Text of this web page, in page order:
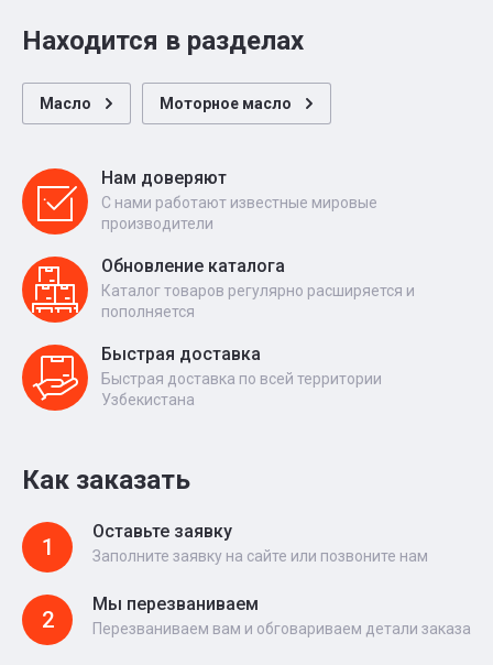
Находится в разделах
Масло Моторное масло
Нам доверяют
С нами работают известные мировые
производители
Обновление каталога
Каталог товаров регулярно расширяется и
пополняется
Быстрая доставка
Быстрая доставка по всей территории
Узбекистана
Как заказать
1
Оставьте заявку
Заполните заявку на сайте или позвоните нам
2
Мы перезваниваем
Перезваниваем вам и обговариваем детали заказа